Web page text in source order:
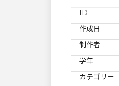
ID
作成日
制作者
学年
カテゴリー